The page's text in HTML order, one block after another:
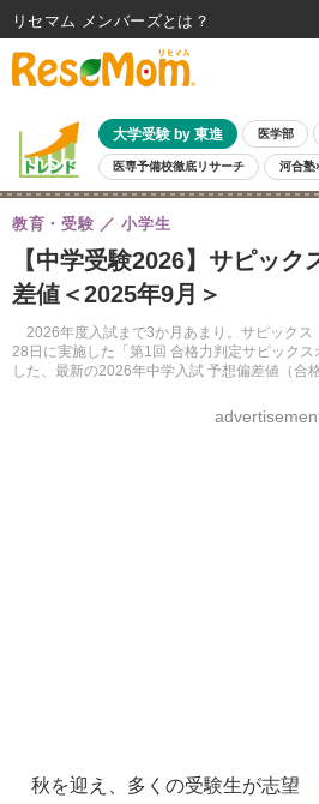
大学受験 by 東進 医学部
医専予備校徹底リサーチ 河合塾
親子で考える大学選び 高校受験 中学受験
共通テスト 夏休み
8月開催イベント・WS 全国公立高校 過去問
自由研究教材（小学生向け） 自由研究教材（中
【中学受験2026】サピッ
差値＜2025年9月＞
2026年度入試まで3か月あまり。サピックス
28日に実施した「第1回 合格力判定サピック
した、最新の2026年中学入試 予想偏差値（合
教育・受験 小学生
秋を迎え、多くの受験生が志望
リセマム メンバーズ